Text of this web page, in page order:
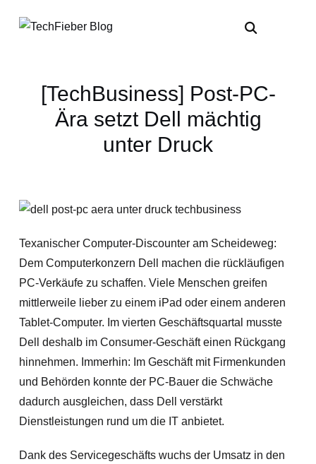
[TechBusiness] Post-PC-
Ära setzt Dell mächtig
unter Druck
Texanischer Computer-Discounter am Scheideweg:
Dem Computerkonzern Dell machen die rückläufigen
PC-Verkäufe zu schaffen. Viele Menschen greifen
mittlerweile lieber zu einem iPad oder einem anderen
Tablet-Computer. Im vierten Geschäftsquartal musste
Dell deshalb im Consumer-Geschäft einen Rückgang
hinnehmen. Immerhin: Im Geschäft mit Firmenkunden
und Behörden konnte der PC-Bauer die Schwäche
dadurch ausgleichen, dass Dell verstärkt
Dienstleistungen rund um die IT anbietet.
Dank des Servicegeschäfts wuchs der Umsatz in den